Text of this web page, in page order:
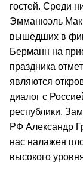
гостей. Среди
Эмманюэль
вышедших в
Берманн на
праздника
являются
диалог с
республики.
РФ Александр
нас налажен
высокого